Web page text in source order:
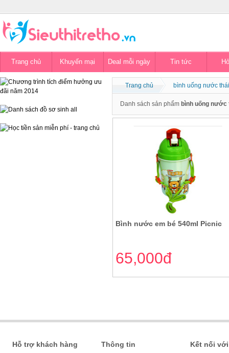
Trang chủ Khuyến mại Deal mỗi ngày Tin tức
Trang chủ bình uống nước
Danh sách sản phẩm bình uống nước
Bình nước em bé 540ml Picnic
65,000đ
Hỗ trợ khách hàng Thông tin Kết nối